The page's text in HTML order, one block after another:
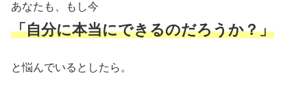
あなたも、もし今
「自分に本当にできるのだろうか？」
と悩んでいるとしたら。